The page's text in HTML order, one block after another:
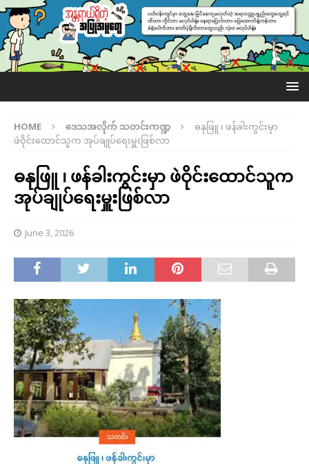
HOME ဒေသအလိုက် သတင်းကဏ္ဍ
ဓနုဖြူ ၊ ဖန်ခါးကွင်းမှာ
ဖဲဝိုင်းထောင်သူက အုပ်ချုပ်ရေးမှူးဖြစ်လာ
ဓနုဖြူ ၊ ဖန်ခါးကွင်းမှာ ဖဲဝိုင်းထောင်သူက
အုပ်ချုပ်ရေးမှူးဖြစ်လာ
June 3, 2026